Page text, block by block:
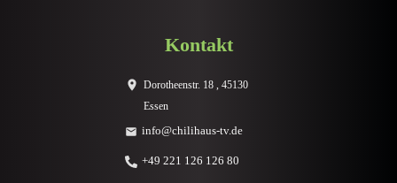
Kontakt
Dorotheenstr. 18 , 45130
Essen
info@chilihaus-tv.de
+49 221 126 126 80